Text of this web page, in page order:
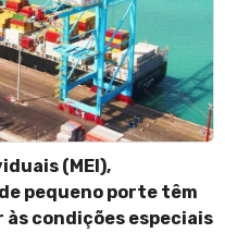
(MEI),
pequeno porte têm
condições especiais